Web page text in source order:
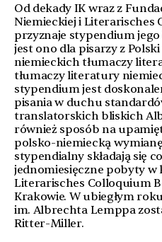
Od dekady IK wraz z
Niemieckiej i Literarisches
przyznaje stypendium
jest ono dla pisarzy z
niemieckich tłumaczy
tłumaczy literatury
stypendium jest
pisania w duchu
translatorskich bliskich
również sposób na
polsko-niemiecką
stypendialny składają się
jednomiesięczne pobyty w
Literarisches Colloquium
Krakowie. W ubiegłym
im. Albrechta Lemppa
Ritter-Miller.